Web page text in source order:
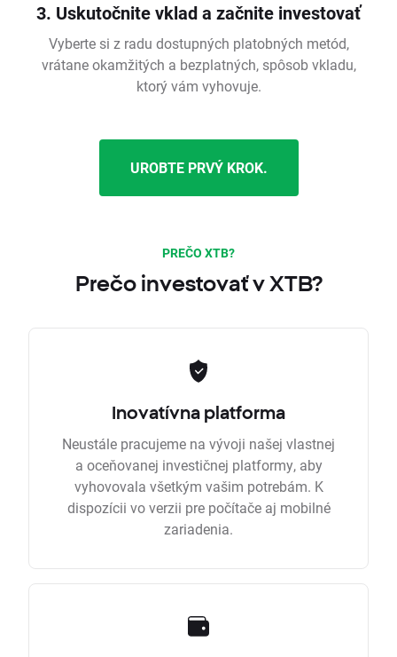
3. Uskutočnite vklad a začnite investovať
Vyberte si z radu dostupných platobných metód,
vrátane okamžitých a bezplatných, spôsob vkladu,
ktorý vám vyhovuje.
UROBTE PRVÝ KROK.
PREČO XTB?
Prečo investovať v XTB?
Inovatívna platforma
Neustále pracujeme na vývoji našej vlastnej
a oceňovanej investičnej platformy, aby
vyhovovala všetkým vašim potrebám. K
dispozícii vo verzii pre počítače aj mobilné
zariadenia.